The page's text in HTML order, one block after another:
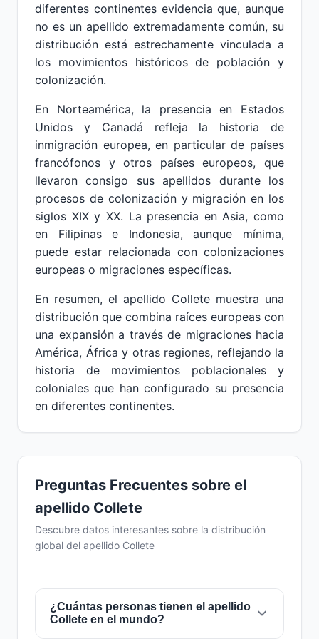
diferentes continentes evidencia que, aunque
no es un apellido extremadamente común, su
distribución está estrechamente vinculada a
los movimientos históricos de población y
colonización.
En Norteamérica, la presencia en Estados
Unidos y Canadá refleja la historia de
inmigración europea, en particular de países
francófonos y otros países europeos, que
llevaron consigo sus apellidos durante los
procesos de colonización y migración en los
siglos XIX y XX. La presencia en Asia, como
en Filipinas e Indonesia, aunque mínima,
puede estar relacionada con colonizaciones
europeas o migraciones específicas.
En resumen, el apellido Collete muestra una
distribución que combina raíces europeas con
una expansión a través de migraciones hacia
América, África y otras regiones, reflejando la
historia de movimientos poblacionales y
coloniales que han configurado su presencia
en diferentes continentes.
Preguntas Frecuentes sobre el
apellido Collete
Descubre datos interesantes sobre la distribución
global del apellido Collete
¿Cuántas personas tienen el apellido
Collete en el mundo?